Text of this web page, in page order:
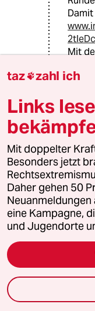
Mit
1957,
Nur
Merz
war
》Er
des
taz zahl ich
Links
Mit doppelter
Besonders jetzt
Daher gehen 50
Neuanmeldungen
eine Kampagne,
und Jugendorte